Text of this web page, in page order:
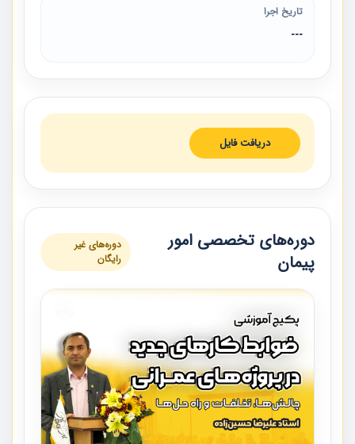
تاریخ اجرا
---
دریافت فایل
دوره‌های تخصصی امور
پیمان
دوره‌های غیر
رایگان